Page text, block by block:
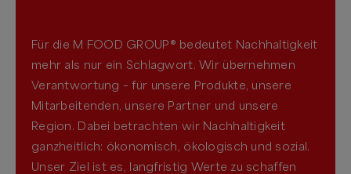
Für die M FOOD GROUP® bedeutet Nachhaltigkeit
mehr als nur ein Schlagwort. Wir übernehmen
Verantwortung – für unsere Produkte, unsere
Mitarbeitenden, unsere Partner und unsere
Region. Dabei betrachten wir Nachhaltigkeit
ganzheitlich: ökonomisch, ökologisch und sozial.
Unser Ziel ist es, langfristig Werte zu schaffen